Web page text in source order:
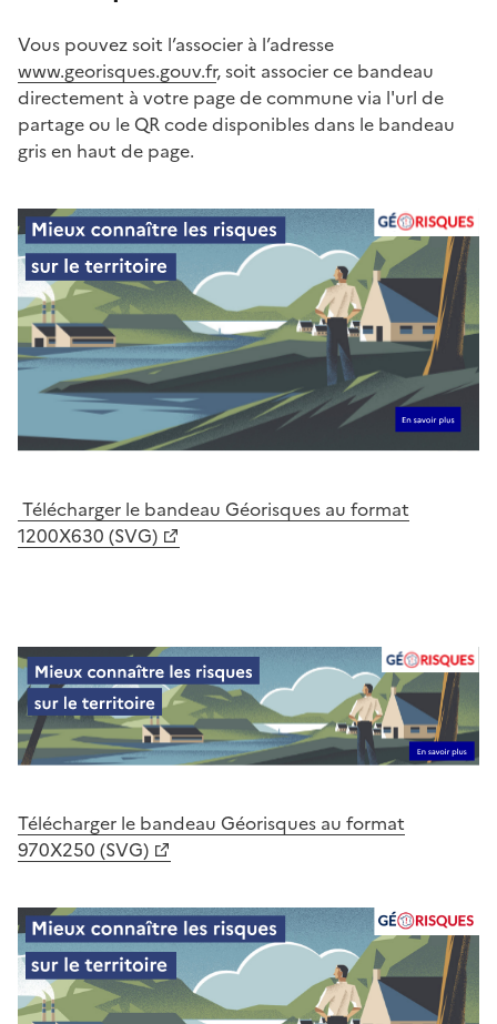
Vous pouvez soit l’associer à l’adresse
www.georisques.gouv.fr, soit associer ce bandeau
directement à votre page de commune via l'url de
partage ou le QR code disponibles dans le bandeau
gris en haut de page.
Télécharger le bandeau Géorisques au format
1200X630 (SVG)
Télécharger le bandeau Géorisques au format
970X250 (SVG)